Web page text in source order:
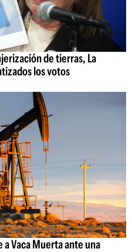
de tierras, La
los votos
a Vaca Muerta ante una